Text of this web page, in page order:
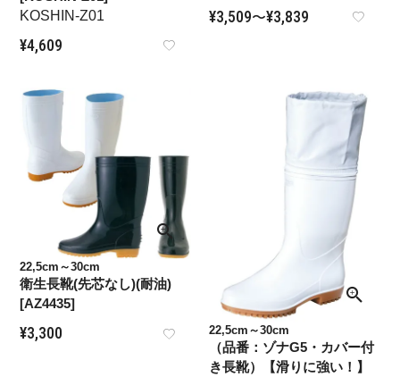
KOSHIN-Z01
¥4,609
¥3,509〜¥3,839
22,5cm～30cm
衛生長靴(先芯なし)(耐油)
[AZ4435]
¥3,300 22,5cm～30cm
（品番：ゾナG5・カバー付
き長靴）【滑りに強い！】